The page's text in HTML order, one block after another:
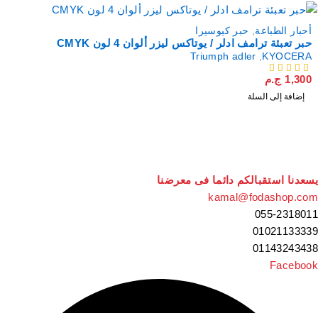
أحبار الطباعة, حبر كيوسيرا
حبر تعبئة ترامف ادلر / يوتاكس ليزر ألوان 4 لون CMYK
KYOCERA
,
Triumph adler
1,300 ج.م
إضافة إلى السلة
استقبالكم دائما فى معرضنا
055-